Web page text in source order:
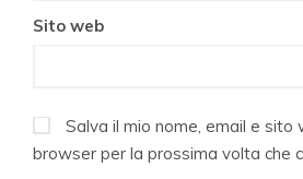
Sito web
Salva il mio nome, email e sito
browser per la prossima volta che